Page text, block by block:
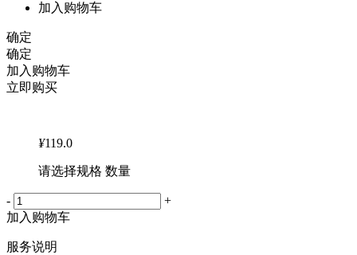
加入购物车
确定
确定
加入购物车
立即购买
¥119.0
请选择规格 数量
-
+
加入购物车
服务说明